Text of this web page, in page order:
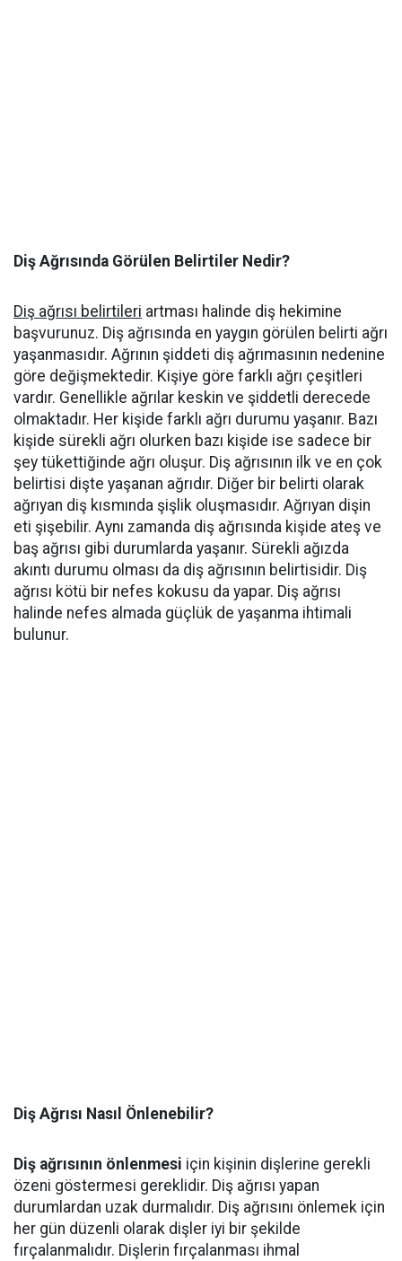
Diş Ağrısında Görülen Belirtiler Nedir?
Diş ağrısı belirtileri artması halinde diş hekimine
başvurunuz. Diş ağrısında en yaygın görülen belirti ağrı
yaşanmasıdır. Ağrının şiddeti diş ağrımasının nedenine
göre değişmektedir. Kişiye göre farklı ağrı çeşitleri
vardır. Genellikle ağrılar keskin ve şiddetli derecede
olmaktadır. Her kişide farklı ağrı durumu yaşanır. Bazı
kişide sürekli ağrı olurken bazı kişide ise sadece bir
şey tükettiğinde ağrı oluşur. Diş ağrısının ilk ve en çok
belirtisi dişte yaşanan ağrıdır. Diğer bir belirti olarak
ağrıyan diş kısmında şişlik oluşmasıdır. Ağrıyan dişin
eti şişebilir. Aynı zamanda diş ağrısında kişide ateş ve
baş ağrısı gibi durumlarda yaşanır. Sürekli ağızda
akıntı durumu olması da diş ağrısının belirtisidir. Diş
ağrısı kötü bir nefes kokusu da yapar. Diş ağrısı
halinde nefes almada güçlük de yaşanma ihtimali
bulunur.
Diş Ağrısı Nasıl Önlenebilir?
Diş ağrısının önlenmesi için kişinin dişlerine gerekli
özeni göstermesi gereklidir. Diş ağrısı yapan
durumlardan uzak durmalıdır. Diş ağrısını önlemek için
her gün düzenli olarak dişler iyi bir şekilde
fırçalanmalıdır. Dişlerin fırçalanması ihmal